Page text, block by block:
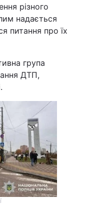
різного
надається
питання про їх
група
ДТП,